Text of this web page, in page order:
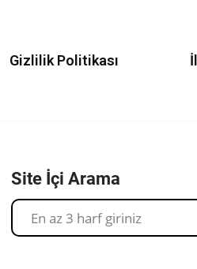
Gizlilik Politikası
Site İçi Arama